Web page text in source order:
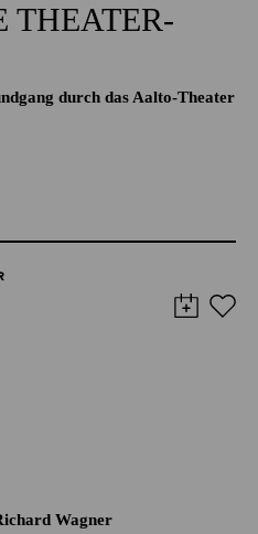
THEATER­
durch das Aalto-Theater
Wagner